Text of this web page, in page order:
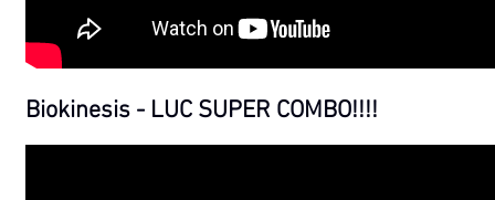
Biokinesis - LUC SUPER COMBO!!!!